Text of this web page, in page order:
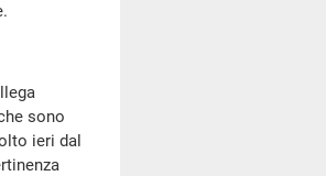
sono
ieri dal